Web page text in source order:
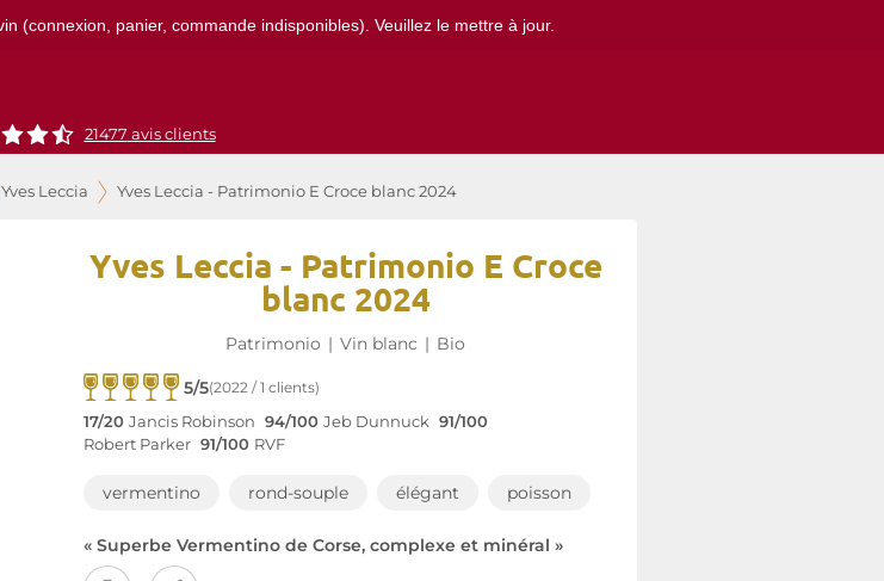
(connexion, panier, commande indisponibles). Veuillez le mettre à jour.
21477 avis clients
Yves Leccia Yves Leccia - Patrimonio E Croce blanc 2024
Yves Leccia - Patrimonio E Croce
blanc 2024
Patrimonio | Vin blanc | Bio
5/5(2022 / 1 clients)
17/20 Jancis Robinson 94/100 Jeb Dunnuck 91/100
Robert Parker 91/100 RVF
vermentino rond-souple élégant poisson
« Superbe Vermentino de Corse, complexe et minéral »